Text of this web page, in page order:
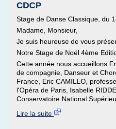
CDCP
Stage de Danse Classique, du
Madame, Monsieur,
Je suis heureuse de vous
Notre Stage de Noël 4ème
Cette année nous accueillons
de compagnie, Danseur et
France, Eric CAMILLO,
l'Opéra de Paris, Isabelle
Conservatoire National
Lire la suite